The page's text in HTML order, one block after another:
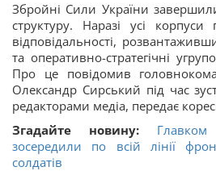
Збройні Сили України
структуру. Наразі усі
відповідальності,
та оперативно-стратегічні
Про це повідомив
Олександр Сирський під час
редакторами медіа, передає
Згадайте новину:
зосередили по всій лінії
солдатів